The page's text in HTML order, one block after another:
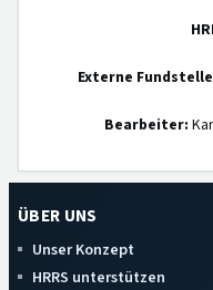
Externe
Bearbeiter:
ÜBER UNS
Unser Konzept
HRRS unterstützen